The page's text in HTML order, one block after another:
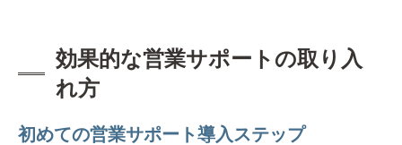
効果的な営業サポートの取り入
れ方
初めての営業サポート導入ステップ